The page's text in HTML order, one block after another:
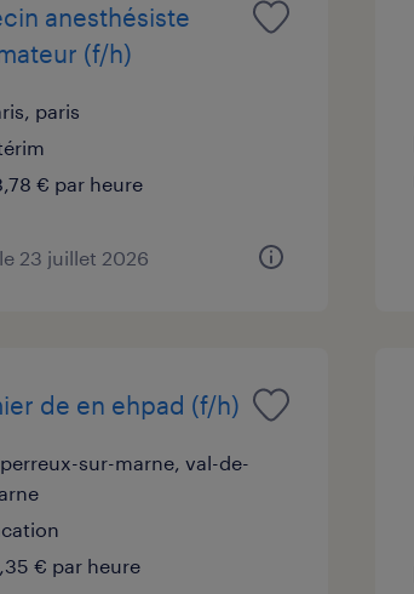
anesthésiste
(f/h)
paris
€ par heure
23 juillet 2026
de en ehpad (f/h)
sur-marne, val-de-
€ par heure